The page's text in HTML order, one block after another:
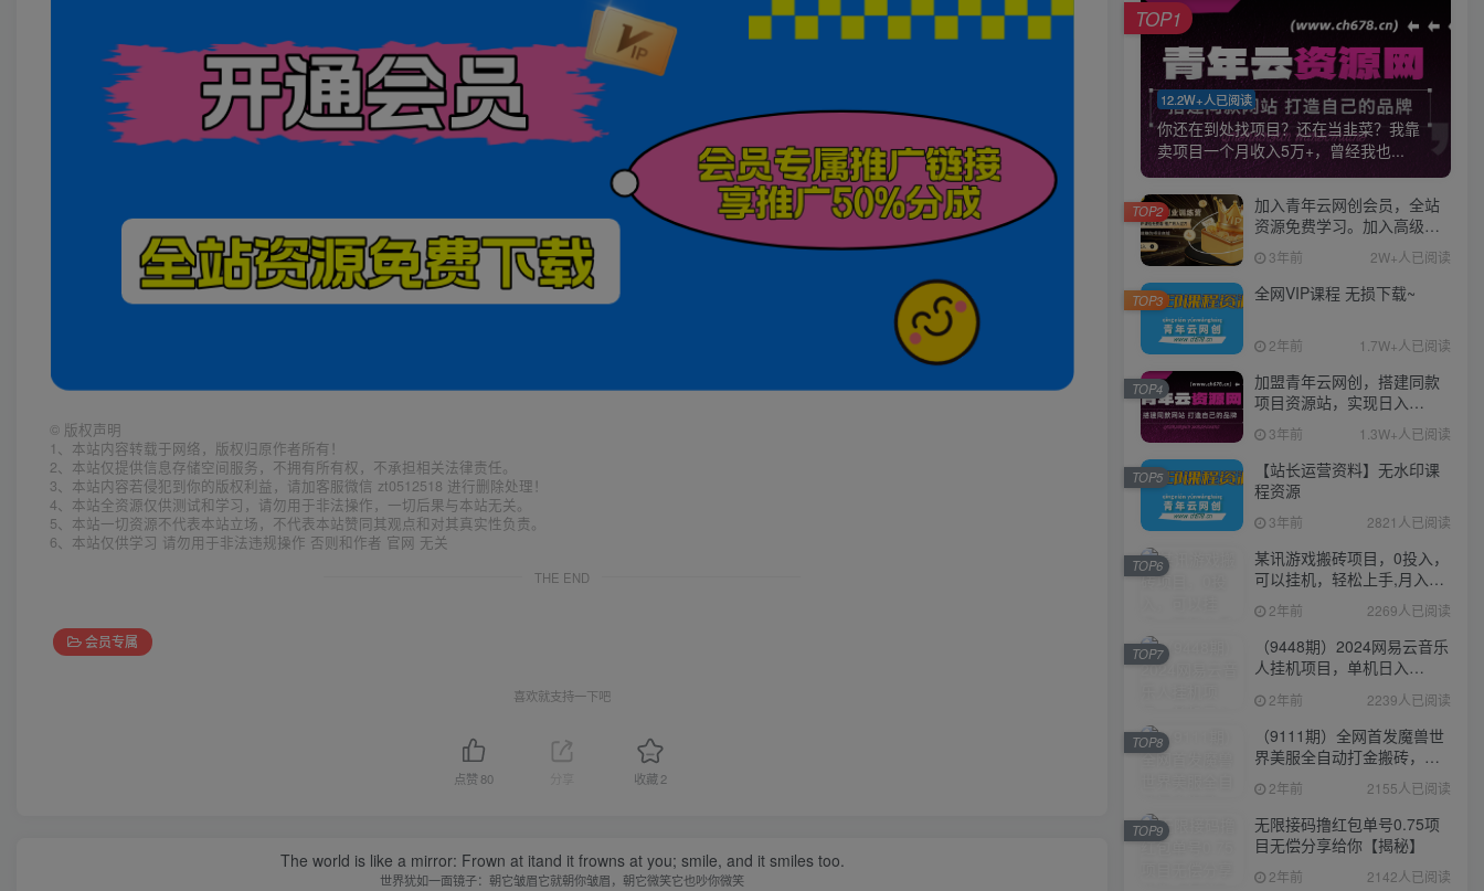
© 版权声明
1、本站内容转载于网络，版权归原作者所有！
2、本站仅提供信息存储空间服务，不拥有所有权，不承担相关法律责任。
3、本站内容若侵犯到你的版权利益，请加客服微信 zt0512518 进行删除处理！
4、本站全资源仅供测试和学习，请勿用于非法操作，一切后果与本站无关。
5、本站一切资源不代表本站立场，不代表本站赞同其观点和对其真实性负责。
6、本站仅供学习 请勿用于非法违规操作 否则和作者 官网 无关
THE END
会员专属
喜欢就支持一下吧
点赞80 收藏2
The world is like a mirror: Frown at itand it frowns at you; smile, and it smiles too.
世界犹如一面镜子：朝它皱眉它就朝你皱眉，朝它微笑它也吵你微笑
12.2W+人已阅读
你还在到处找项目？还在当韭菜？我靠
卖项目一个月收入5万+，曾经我也...
TOP1
加入青年云网创会员，全站
资源免费学习。加入高级合
伙人，推广日入1000+
3年前 2W+人已阅读
TOP2
全网VIP课程 无损下载~
2年前 1.7W+人已阅读
TOP3
加盟青年云网创，搭建同款
项目资源站，实现日入
2000+
3年前 1.3W+人已阅读
TOP4
【站长运营资料】无水印课
程资源
3年前 2821人已阅读
TOP5
某讯游戏搬砖项目，0投入，
可以挂机，轻松上手,月入
3000+上不封顶
2年前 2269人已阅读
TOP6
（9448期）2024网易云音乐
人挂机项目，单机日入
150+，无脑月入5000+
2年前 2239人已阅读
TOP7
（9111期）全网首发魔兽世
界美服全自动打金搬砖，日
入1000+，简单好操作，保
姆级教学
2年前 2155人已阅读
TOP8
无限接码撸红包单号0.75项
目无偿分享给你【揭秘】
2年前 2142人已阅读
TOP9